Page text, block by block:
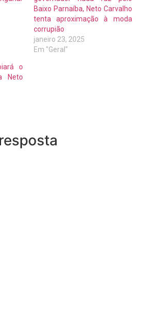
Baixo Parnaíba, Neto Carvalho
tenta aproximação à moda
corrupião
janeiro 23, 2025
Em "Geral"
o
Neto